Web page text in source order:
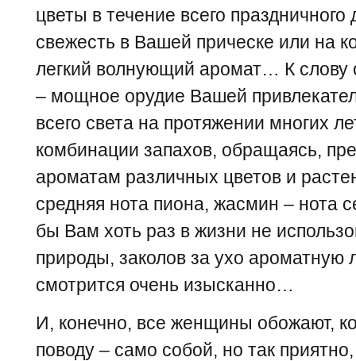
цветы в течение всего праздничного
свежесть в Вашей прическе или на
легкий волнующий аромат… К слову
– мощное орудие Вашей
всего света на протяжении многих
комбинации запахов, обращаясь,
ароматам различных цветов и
средняя нота пиона, жасмин – нота
бы Вам хоть раз в жизни не
природы, заколов за ухо
смотрится очень изысканно…
И, конечно, все женщины обожают,
поводу – само собой, но так